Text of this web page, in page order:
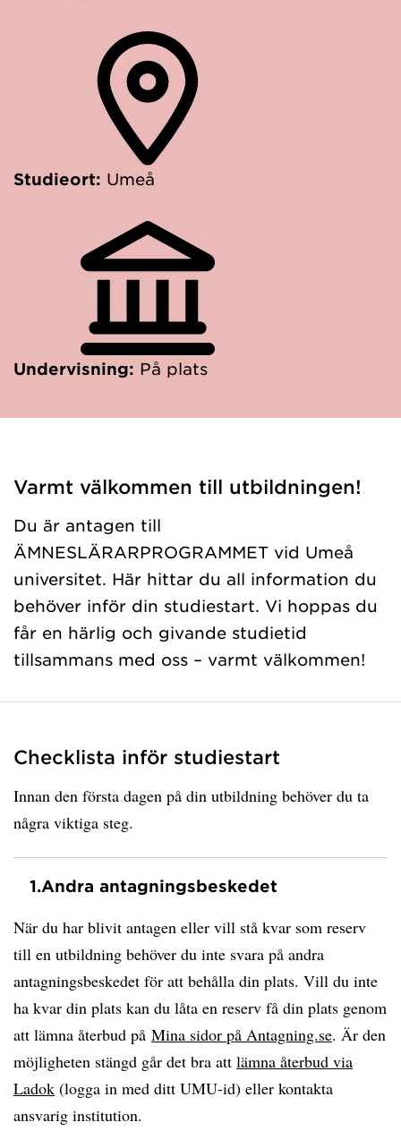
Studieort: Umeå
Undervisning: På plats
Varmt välkommen till utbildningen!
Du är antagen till
ÄMNESLÄRARPROGRAMMET vid Umeå
universitet. Här hittar du all information du
behöver inför din studiestart. Vi hoppas du
får en härlig och givande studietid
tillsammans med oss – varmt välkommen!
Checklista inför studiestart
Innan den första dagen på din utbildning behöver du ta
några viktiga steg.
1.Andra antagningsbeskedet
När du har blivit antagen eller vill stå kvar som reserv
till en utbildning behöver du inte svara på andra
antagningsbeskedet för att behålla din plats. Vill du inte
ha kvar din plats kan du låta en reserv få din plats genom
att lämna återbud på Mina sidor på Antagning.se. Är den
möjligheten stängd går det bra att lämna återbud via
Ladok (logga in med ditt UMU-id) eller kontakta
ansvarig institution.